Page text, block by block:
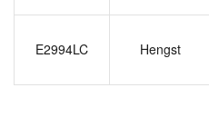
E2994LC Hengst